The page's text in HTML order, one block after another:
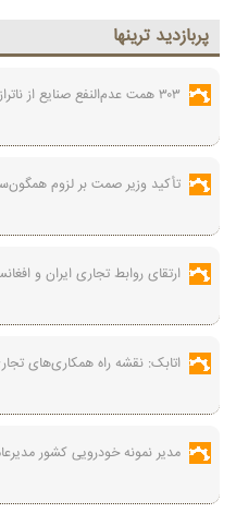
پربازديد ترينها
۳۰۳ همت عدم‌النفع صنایع از ناترازی‌ها
تأکید وزیر صمت بر لزوم
ارتقای روابط تجاری ایران و
اتابک: نقشه راه همکاری‌های
مدیر نمونه خودرویی کشور